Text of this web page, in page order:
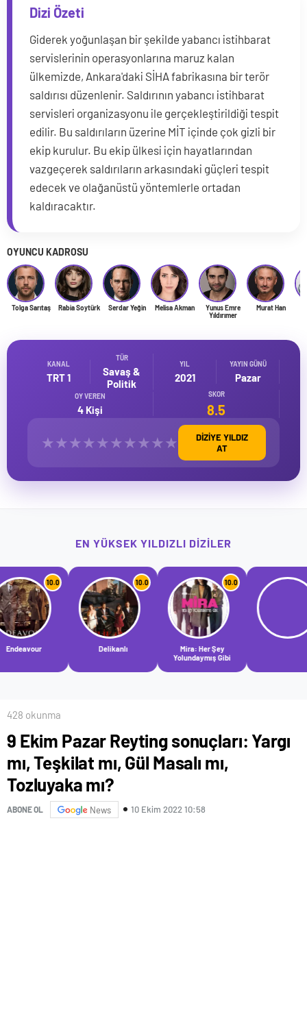
Dizi Özeti
Giderek yoğunlaşan bir şekilde yabancı istihbarat
servislerinin operasyonlarına maruz kalan
ülkemizde, Ankara'daki SİHA fabrikasına bir terör
saldırısı düzenlenir. Saldırının yabancı istihbarat
servisleri organizasyonu ile gerçekleştirildiği tespit
edilir. Bu saldırıların üzerine MİT içinde çok gizli bir
ekip kurulur. Bu ekip ülkesi için hayatlarından
vazgeçerek saldırıların arkasındaki güçleri tespit
edecek ve olağanüstü yöntemlerle ortadan
kaldıracaktır.
OYUNCU KADROSU
Tolga Sarıtaş Rabia Soytürk Serdar Yeğin Melisa Akman
Yunus Emre
Yıldırımer
Murat Han
KANAL
TRT 1
TÜR
Savaş &
Politik
YIL
2021
YAYIN GÜNÜ
Pazar
OY VEREN
4 Kişi
SKOR
8.5
★★★★★★★★★★
DİZİYE YILDIZ
AT
EN YÜKSEK YILDIZLI DIZILER
10.0 10.0 10.0
Yolundaymış Gibi
10.0
428 okunma
9 Ekim Pazar Reyting sonuçları: Yargı
mı, Teşkilat mı, Gül Masalı mı,
Tozluyaka mı?
ABONE OL News 10 Ekim 2022 10:58